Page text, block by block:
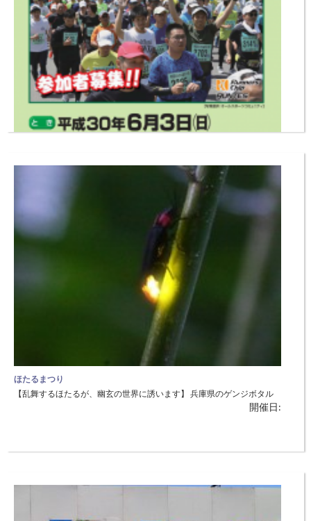
第33回たたらぎダム湖マラソン大会
【青い水と深い緑に染まって走ろう】 奥多々良木発電所周辺を周遊す
るマラソンコースです。 ◆日時：6月3日（日）開会式9：20～（雨天決
行） ◆場所：「あさご芸術の森美術館」前（朝来市多々良木） 種目：
2kmジョギング、5km、10km、ハーフマラソン 参加資格:健康で、時間
内に完走できる方 参加料：ハーフマラソン・10km・
ほたるまつり
【乱舞するほたるが、幽玄の世界に誘います】 兵庫県のゲンジボタル
保護区に指定されている養父市奥米地で、ゆっくりとホタルを鑑賞する
（土）・10日（日）・16日（土） ◆場所：ほたるの里（養父市奥米
開催日: